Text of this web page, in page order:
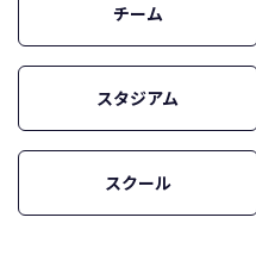
チーム
スタジアム
スクール